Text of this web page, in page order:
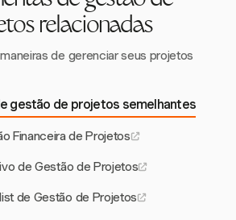
relacionadas
de gerenciar seus projetos
gestão de projetos semelhantes
Financeira de Projetos
de Gestão de Projetos
de Gestão de Projetos